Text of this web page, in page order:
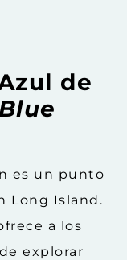
de
es un punto
Long Island.
a los
explorar